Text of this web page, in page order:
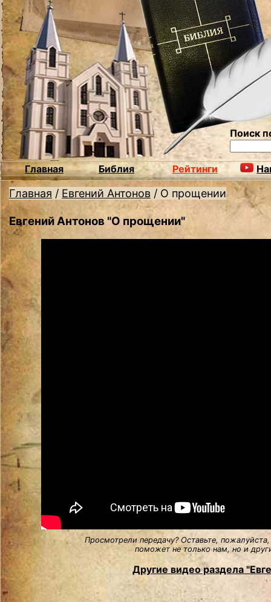
Поиск
Главная Библия Рейтинги
Главная / Евгений Антонов / О прощении
Евгений Антонов "О прощении"
Просмотрели передачу? Оставьте,
поможет не только нам, но и
Другие видео раздела